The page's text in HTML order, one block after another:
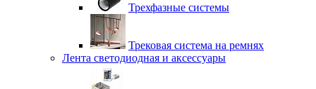
Трехфазные системы
Трековая система на ремнях
Лента светодиодная и аксессуары